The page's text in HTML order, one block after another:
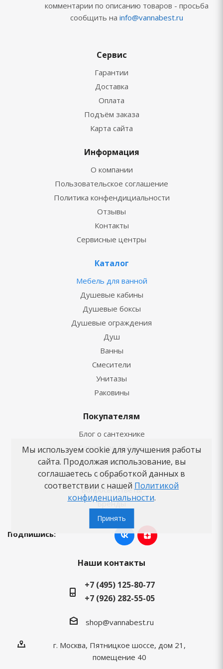
комментарии по описанию товаров - просьба
сообщить на info@vannabest.ru
Сервис
Гарантии
Доставка
Оплата
Подъём заказа
Карта сайта
Информация
О компании
Пользовательское соглашение
Политика конфендициальности
Отзывы
Контакты
Сервисные центры
Каталог
Мебель для ванной
Душевые кабины
Душевые боксы
Душевые ограждения
Душ
Ванны
Смесители
Унитазы
Раковины
Покупателям
Блог о сантехнике
Советы по выбору
Как заказать
Новости
Вопросы-ответы
Бренды
Подпишись:
Наши контакты
+7 (495) 125-80-77
+7 (926) 282-55-05
shop@vannabest.ru
г. Москва, Пятницкое шоссе, дом 21,
помещение 40
Мы используем cookie для улучшения работы
сайта. Продолжая использование, вы
соглашаетесь с обработкой данных в
соответствии с нашей Политикой
конфиденциальности.
Принять